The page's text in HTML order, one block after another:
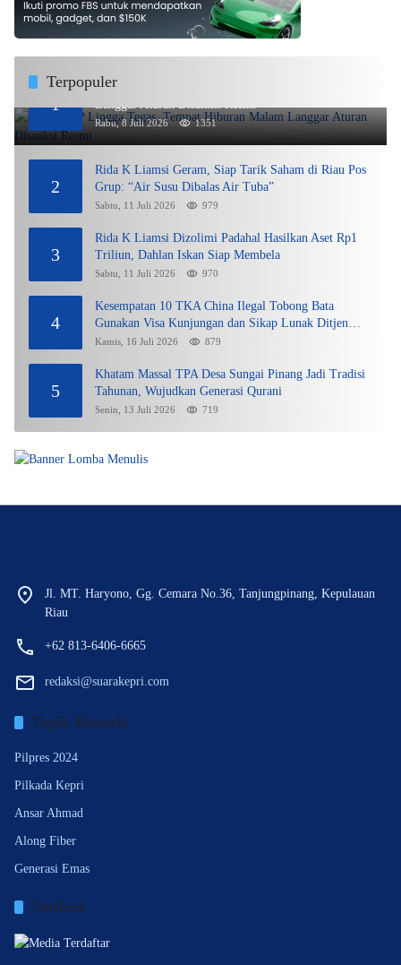
Terpopuler
1
DPMPTSP Lingga Tegas, Tempat Hiburan Malam
Rabu, 8 Juli 2026 1351
2
Rida K Liamsi Geram, Siap Tarik Saham di Riau Pos
Grup: “Air Susu Dibalas Air Tuba”
Sabtu, 11 Juli 2026 979
3
Rida K Liamsi Dizolimi Padahal Hasilkan Aset Rp1
Triliun, Dahlan Iskan Siap Membela
Sabtu, 11 Juli 2026 970
4
Kesempatan 10 TKA China Ilegal Tobong Bata
Gunakan Visa Kunjungan dan Sikap Lunak Ditjen
Imigrasi Kepri?
Kamis, 16 Juli 2026 879
5
Khatam Massal TPA Desa Sungai Pinang Jadi Tradisi
Tahunan, Wujudkan Generasi Qurani
Senin, 13 Juli 2026 719
Jl. MT. Haryono, Gg. Cemara No.36, Tanjungpinang, Kepulauan
Riau
+62 813-6406-6665
redaksi@suarakepri.com
Topik Menarik
Pilpres 2024
Pilkada Kepri
Ansar Ahmad
Along Fiber
Generasi Emas
Verified